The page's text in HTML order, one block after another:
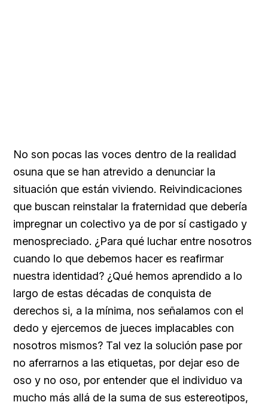
No son pocas las voces dentro de la realidad
osuna que se han atrevido a denunciar la
situación que están viviendo. Reivindicaciones
que buscan reinstalar la fraternidad que debería
impregnar un colectivo ya de por sí castigado y
menospreciado. ¿Para qué luchar entre nosotros
cuando lo que debemos hacer es reafirmar
nuestra identidad? ¿Qué hemos aprendido a lo
largo de estas décadas de conquista de
derechos si, a la mínima, nos señalamos con el
dedo y ejercemos de jueces implacables con
nosotros mismos? Tal vez la solución pase por
no aferrarnos a las etiquetas, por dejar eso de
oso y no oso, por entender que el individuo va
mucho más allá de la suma de sus estereotipos,